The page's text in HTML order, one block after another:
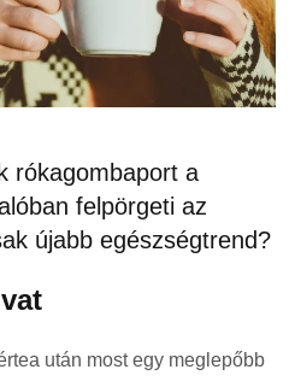
rókagombaport a
felpörgeti az
újabb egészségtrend?
után most egy meglepőbb